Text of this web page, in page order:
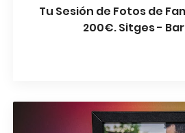
Tu Sesión de Fotos de
200€. Sitges -